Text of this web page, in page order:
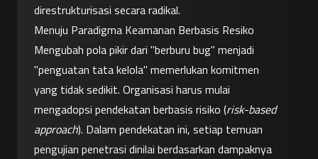
direstrukturisasi secara radikal.
Menuju Paradigma Keamanan Berbasis Resiko
Mengubah pola pikir dari "berburu bug" menjadi
"penguatan tata kelola" memerlukan komitmen
yang tidak sedikit. Organisasi harus mulai
mengadopsi pendekatan berbasis risiko (risk-based
approach). Dalam pendekatan ini, setiap temuan
pengujian penetrasi dinilai berdasarkan dampaknya